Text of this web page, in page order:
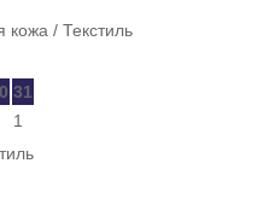
кожа / Текстиль
31
1